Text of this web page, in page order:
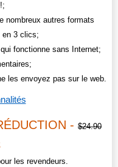
nombreux autres formats
en 3 clics;
fonctionne sans Internet;
les envoyez pas sur le web.
- $24.90
les revendeurs.